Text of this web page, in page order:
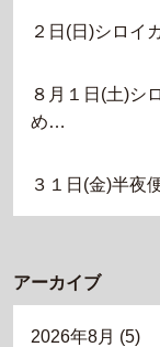
２日(日)シロイ
８月１日(土)シ
め…
３１日(金)半夜
アーカイブ
2026年8月 (5)